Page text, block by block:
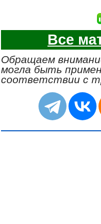
Все
Обращаем
могла быть
соответствии с